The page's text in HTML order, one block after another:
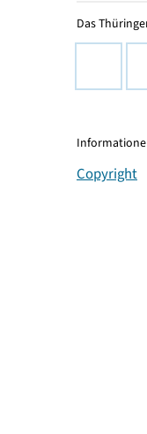
Das
Copyright